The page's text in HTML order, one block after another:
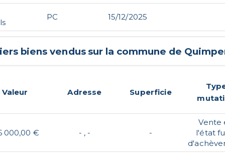
PC 15/12/2025
biens vendus sur la commune de
Valeur Adresse Superficie
000,00 € - , - -
Vente
l'état